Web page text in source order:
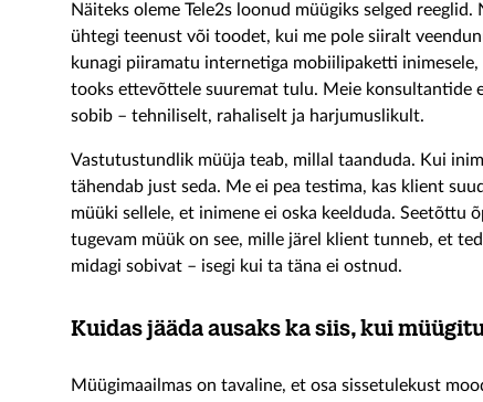
Näiteks oleme Tele2s loonud müügiks selged
ühtegi teenust või toodet, kui me pole siiralt
kunagi piiramatu internetiga mobiilipaketti
tooks ettevõttele suuremat tulu. Meie konsultantide
sobib – tehniliselt, rahaliselt ja harjumuslikult.
Vastutustundlik müüja teab, millal taanduda. Kui
tähendab just seda. Me ei pea testima, kas klient
müüki sellele, et inimene ei oska keelduda. Seetõttu
tugevam müük on see, mille järel klient tunneb, et
midagi sobivat – isegi kui ta täna ei ostnud.
Kuidas jääda ausaks ka siis, kui
Müügimaailmas on tavaline, et osa sissetulekust